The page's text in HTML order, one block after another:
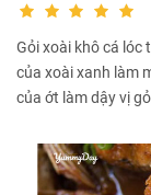
Gỏi xoài khô cá lóc
của xoài xanh làm
của ớt làm dậy vị